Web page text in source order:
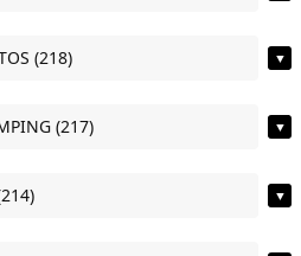
(218) ▼
(217) ▼
▼